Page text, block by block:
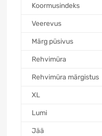
Koormusindeks
Veerevus
Märg püsivus
Rehvimüra
Rehvimüra märgistus
XL
Lumi
Jää